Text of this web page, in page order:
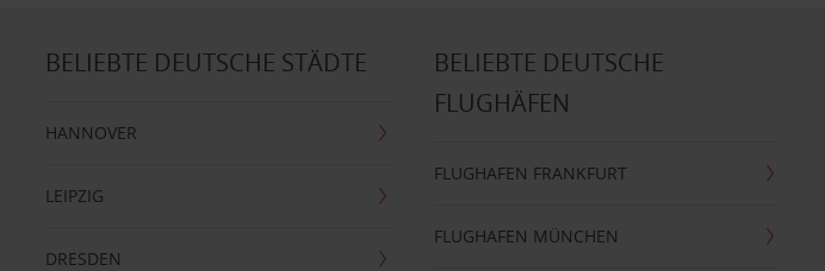
BELIEBTE DEUTSCHE STÄDTE
HANNOVER
LEIPZIG
DRESDEN
BELIEBTE DEUTSCHE
FLUGHÄFEN
FLUGHAFEN FRANKFURT
FLUGHAFEN MÜNCHEN